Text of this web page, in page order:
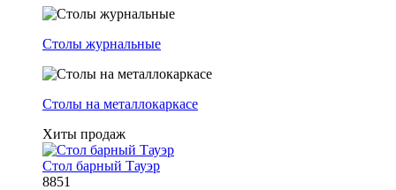
Столы журнальные
Столы на металлокаркасе
Хиты продаж
Стол барный Тауэр
8851